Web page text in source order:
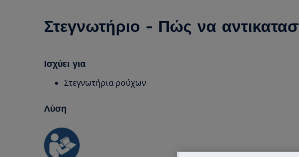
Στεγνωτήριο - Πώς να
Ισχύει για
Στεγνωτήρια ρούχων
Λύση